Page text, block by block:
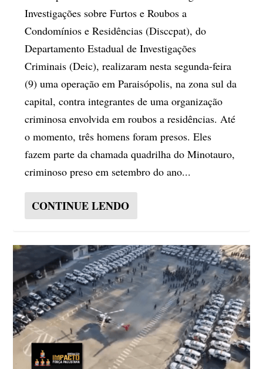
Investigações sobre Furtos e Roubos a
Condomínios e Residências (Disccpat), do
Departamento Estadual de Investigações
Criminais (Deic), realizaram nesta segunda-feira
(9) uma operação em Paraisópolis, na zona sul da
capital, contra integrantes de uma organização
criminosa envolvida em roubos a residências. Até
o momento, três homens foram presos. Eles
fazem parte da chamada quadrilha do Minotauro,
criminoso preso em setembro do ano...
CONTINUE LENDO